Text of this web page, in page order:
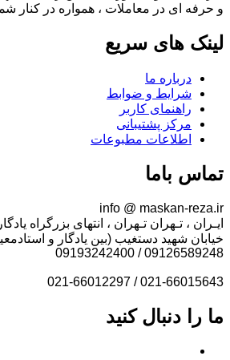
و حرفه ای در معاملات ، همواره در کنار
لینک های سریع
درباره ما
شرایط و ضوابط
راهنمای کاربر
مرکز پشتیبانی
اطلاعات مطبوعات
تماس باما
info @ maskan-reza.ir
ایـران ، تـهران تـهران ، انتهای بزرگراه
خیابان شهید دستغیب (بین یادگار و استادمعین)
09126589248 / 09193242400
021-66015643 / 021-66012297
ما را دنبال کنید